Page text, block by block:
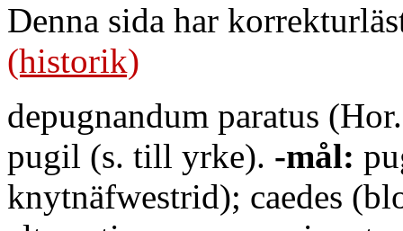
Denna sida har
(historik)
depugnandum paratus
pugil (s. till yrke). -mål:
knytnäfwestrid); caedes